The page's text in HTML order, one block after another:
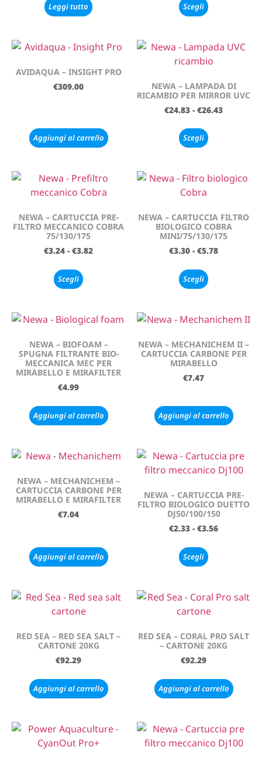
Leggi tutto Scegli
AVIDAQUA – INSIGHT PRO
€309.00
Aggiungi al carrello
NEWA – LAMPADA DI
RICAMBIO PER MIRROR UVC
€24.83 - €26.43
Scegli
NEWA – CARTUCCIA PRE-
FILTRO MECCANICO COBRA
75/130/175
€3.24 - €3.82
Scegli
NEWA – CARTUCCIA FILTRO
BIOLOGICO COBRA
MINI/75/130/175
€3.30 - €5.78
Scegli
NEWA – BIOFOAM –
SPUGNA FILTRANTE BIO-
MECCANICA MEC PER
MIRABELLO E MIRAFILTER
€4.99
Aggiungi al carrello
NEWA – MECHANICHEM II –
CARTUCCIA CARBONE PER
MIRABELLO
€7.47
Aggiungi al carrello
NEWA – MECHANICHEM –
CARTUCCIA CARBONE PER
MIRABELLO E MIRAFILTER
€7.04
Aggiungi al carrello
NEWA – CARTUCCIA PRE-
FILTRO BIOLOGICO DUETTO
DJ50/100/150
€2.33 - €3.56
Scegli
RED SEA – RED SEA SALT –
CARTONE 20KG
€92.29
Aggiungi al carrello
RED SEA – CORAL PRO SALT
– CARTONE 20KG
€92.29
Aggiungi al carrello